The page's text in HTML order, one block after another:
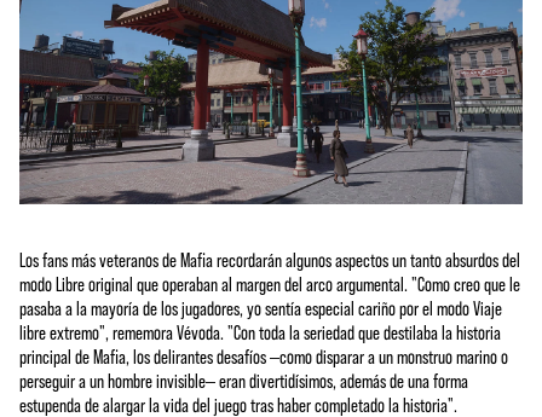
Los fans más veteranos de Mafia recordarán algunos aspectos un tanto absurdos del
modo Libre original que operaban al margen del arco argumental. "Como creo que le
pasaba a la mayoría de los jugadores, yo sentía especial cariño por el modo Viaje
libre extremo", rememora Vévoda. "Con toda la seriedad que destilaba la historia
principal de Mafia, los delirantes desafíos —como disparar a un monstruo marino o
perseguir a un hombre invisible— eran divertidísimos, además de una forma
estupenda de alargar la vida del juego tras haber completado la historia".